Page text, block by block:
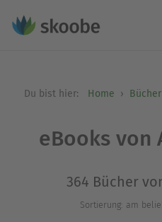
Du bist hier: Home Bücher
eBooks von
364 Bücher
Sortierung: am